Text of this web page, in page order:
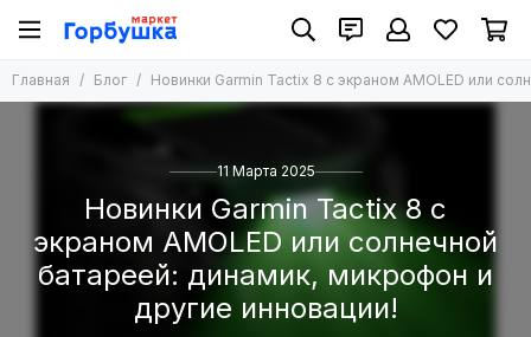
Главная Блог Новинки Garmin Tactix 8 с экраном AMOLED или
11 Марта 2025
Новинки Garmin Tactix 8 с
экраном AMOLED или солнечной
батареей: динамик, микрофон и
другие инновации!